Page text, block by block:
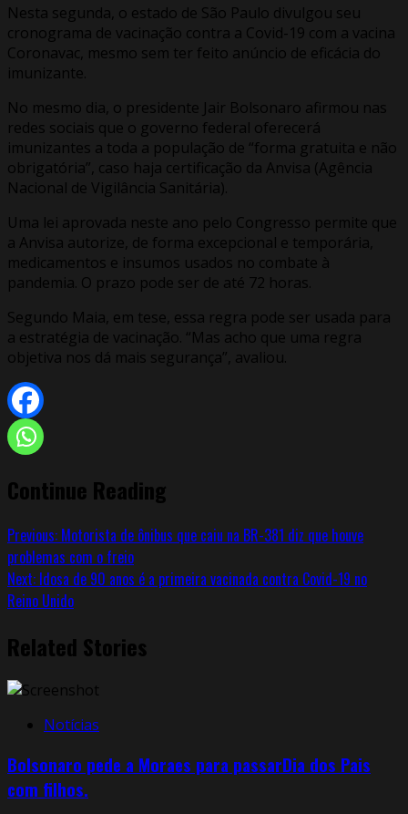
Nesta segunda, o estado de São Paulo divulgou seu
cronograma de vacinação contra a Covid-19 com a vacina
Coronavac, mesmo sem ter feito anúncio de eficácia do
imunizante.
No mesmo dia, o presidente Jair Bolsonaro afirmou nas
redes sociais que o governo federal oferecerá
imunizantes a toda a população de “forma gratuita e não
obrigatória”, caso haja certificação da Anvisa (Agência
Nacional de Vigilância Sanitária).
Uma lei aprovada neste ano pelo Congresso permite que
a Anvisa autorize, de forma excepcional e temporária,
medicamentos e insumos usados no combate à
pandemia. O prazo pode ser de até 72 horas.
Segundo Maia, em tese, essa regra pode ser usada para
a estratégia de vacinação. “Mas acho que uma regra
objetiva nos dá mais segurança”, avaliou.
Continue Reading
Previous: Motorista de ônibus que caiu na BR-381 diz que houve
problemas com o freio
Next: Idosa de 90 anos é a primeira vacinada contra Covid-19 no
Reino Unido
Related Stories
Notícias
Bolsonaro pede a Moraes para passarDia dos Pais
com filhos.